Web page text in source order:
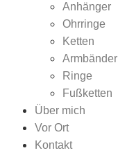
Anhänger
Ohrringe
Ketten
Armbänder
Ringe
Fußketten
Über mich
Vor Ort
Kontakt